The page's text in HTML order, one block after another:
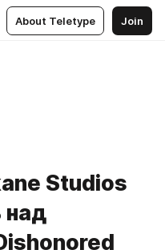
About Teletype Join
Studios
над